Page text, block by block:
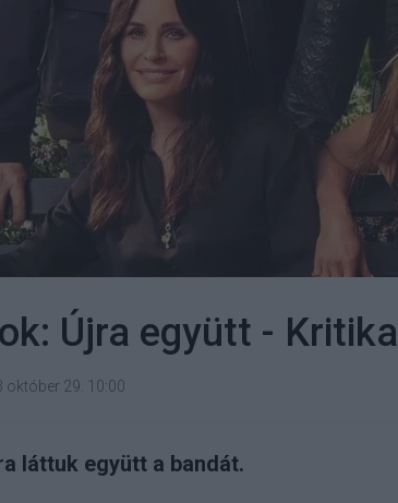
Újra együtt - Kritika
október 29. 10:00
láttuk együtt a bandát.